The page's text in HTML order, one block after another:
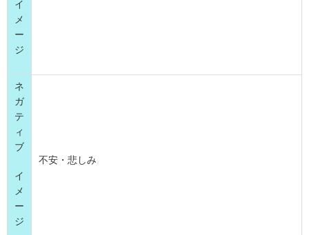
イ
メ
ー
ジ
ネ
ガ
テ
ィ
ブ
イ
メ
ー
ジ
不安・悲しみ